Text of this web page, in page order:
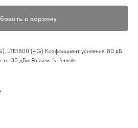
в корзину
LTE1800 (4G) Коэффициент усиления: 80 дБ
30 дБм Разъем: N-female